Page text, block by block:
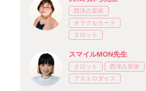
西洋占星術
オラクルカード
タロット
スマイルMON先生
タロット
西洋占星術
アストロダイス